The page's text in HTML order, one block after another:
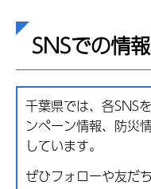
SNSでの情
千葉県では、各SNS
ンペーン情報、防災
しています。
ぜひフォローや友だ